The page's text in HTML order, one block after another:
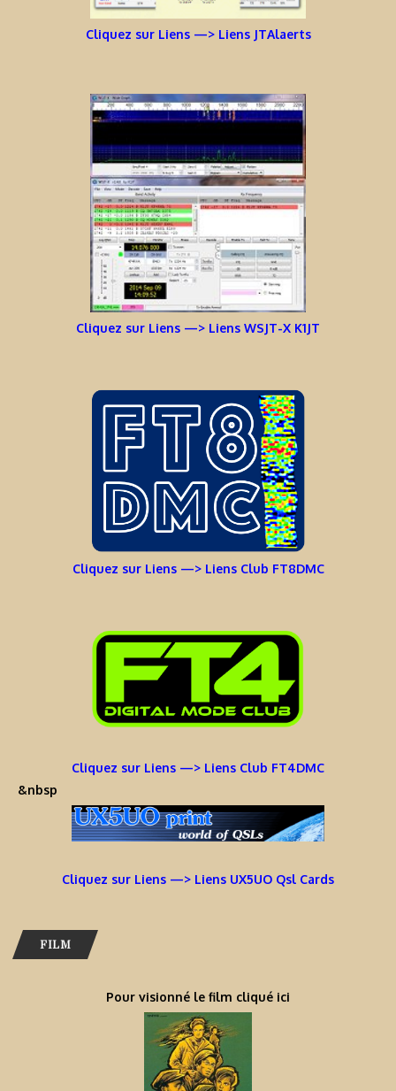
Cliquez sur Liens —> Liens JTAlaerts
Cliquez sur Liens —> Liens WSJT-X K1JT
Cliquez sur Liens —> Liens Club FT8DMC
Cliquez sur Liens —> Liens Club FT4DMC
&nbsp
Cliquez sur Liens —> Liens UX5UO Qsl Cards
FILM
Pour visionné le film cliqué ici